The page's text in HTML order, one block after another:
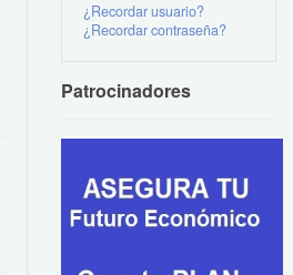
¿Recordar usuario?
¿Recordar contraseña?
Patrocinadores